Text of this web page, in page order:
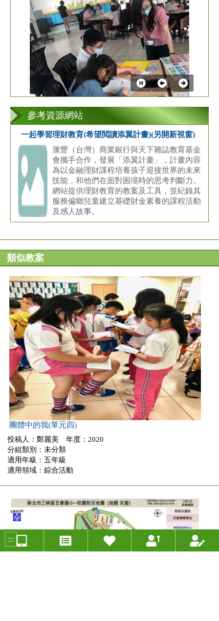
第
2
張
參考資源網站
一起學習理財教育(希望閲讀添翼計畫)(另開新視窗)
滙豐（台灣）商業銀行與天下雜誌教育基金
會攜手合作，發展「添翼計畫」，計畫內容
為以金融理財課程培養孩子迎接世界的未來
技能，和他們在面對困境時的思考判斷力。
網站提供理財教育的教案及工具，並紀錄其
服務偏鄉兒童建立基礎財金素養的課程活動
及感人故事。
類似教案
團體中的我(單元四)
投稿人：鄭麗美 年度：2020
分組類別：未分類
適用年級：五年級
適用領域：綜合活動
:::